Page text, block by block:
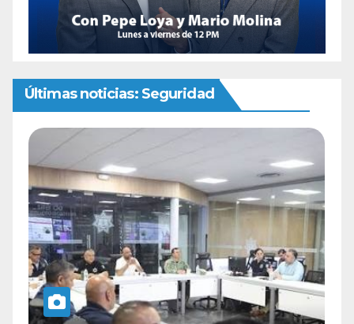
Últimas noticias: Seguridad